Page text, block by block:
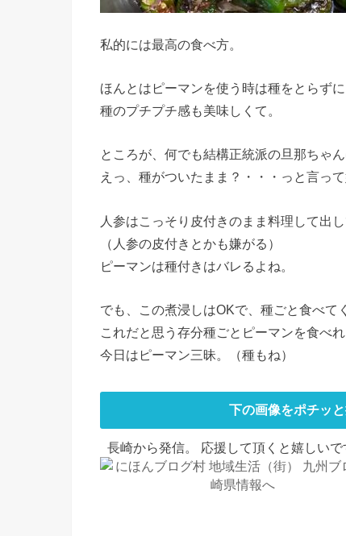
私的には最高の食べ方。
ほんとはピーマンを使う時は種をとらず
種のプチプチ感も美味しくて。
ところが、何でも結構正統派の旦那ちゃん
えっ、種がついたまま？・・・っと言って
人参はこっそり皮付きのまま料理して出
（人参の皮付きとかも嫌がる）
ピーマンは種付きはバレるよね。
でも、この煮浸しはOKで、種ごと食べて
これだと思う存分種ごとピーマンを食べれ
今日はピーマン三昧。（種もね）
下の画像をポチッ
長崎から発信。 応援して頂くと嬉しいで